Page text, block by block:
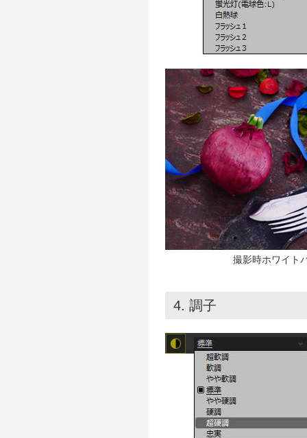
撮影時ホワイト
4. 調子